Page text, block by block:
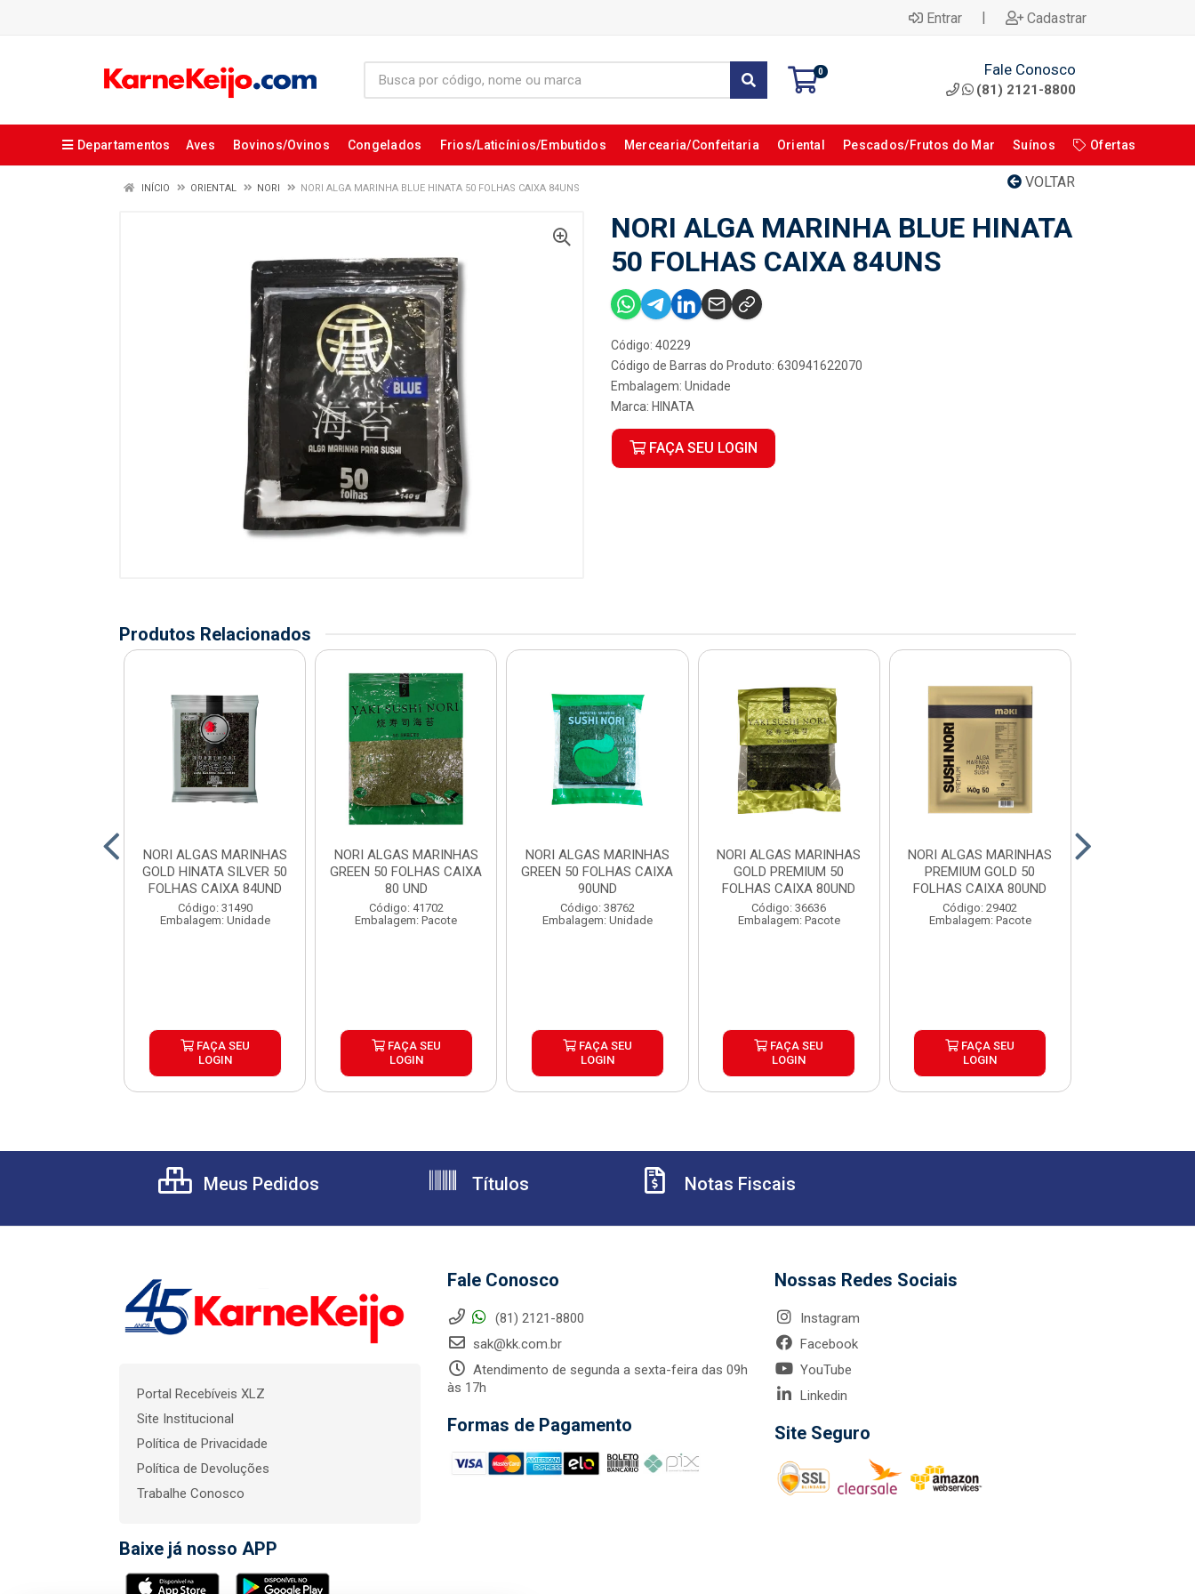
Entrar | Cadastrar
0 Fale Conosco
(81) 2121-8800
Departamentos Aves Bovinos/Ovinos Congelados Frios/Laticínios/Embutidos Mercearia/Confeitaria Oriental Pescados/Frutos do Mar Suínos Ofertas
VOLTAR
INÍCIO ORIENTAL NORI NORI ALGA MARINHA BLUE HINATA 50 FOLHAS CAIXA 84UNS
NORI ALGA MARINHA BLUE HINATA
50 FOLHAS CAIXA 84UNS
Código: 40229
Código de Barras do Produto: 630941622070
Embalagem: Unidade
Marca: HINATA
FAÇA SEU LOGIN
Produtos Relacionados
NORI ALGAS MARINHAS
GOLD HINATA SILVER 50
FOLHAS CAIXA 84UND
Código: 31490
Embalagem: Unidade
FAÇA SEU
LOGIN
NORI ALGAS MARINHAS
GREEN 50 FOLHAS CAIXA
80 UND
Código: 41702
Embalagem: Pacote
FAÇA SEU
LOGIN
NORI ALGAS MARINHAS
GREEN 50 FOLHAS CAIXA
90UND
Código: 38762
Embalagem: Unidade
FAÇA SEU
LOGIN
NORI ALGAS MARINHAS
GOLD PREMIUM 50
FOLHAS CAIXA 80UND
Código: 36636
Embalagem: Pacote
FAÇA SEU
LOGIN
NORI ALGAS MARINHAS
PREMIUM GOLD 50
FOLHAS CAIXA 80UND
Código: 29402
Embalagem: Pacote
FAÇA SEU
LOGIN
Meus Pedidos Títulos Notas Fiscais
Portal Recebíveis XLZ
Site Institucional
Política de Privacidade
Política de Devoluções
Trabalhe Conosco
Baixe já nosso APP
Fale Conosco
(81) 2121-8800
sak@kk.com.br
Atendimento de segunda a sexta-feira das 09h
às 17h
Formas de Pagamento
Nossas Redes Sociais
Instagram
Facebook
YouTube
Linkedin
Site Seguro